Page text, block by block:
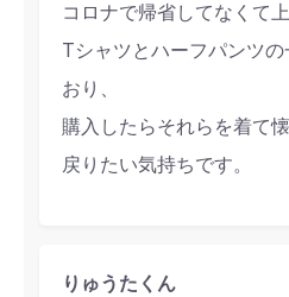
コロナで帰省してなくて
Tシャツとハーフパンツ
おり、
購入したらそれらを着て
戻りたい気持ちです。
りゅうたくん